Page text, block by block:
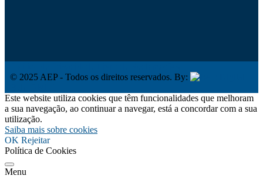
© 2025 AEP - Todos os direitos reservados. By:
Este website utiliza cookies que têm funcionalidades que melhoram
a sua navegação, ao continuar a navegar, está a concordar com a sua
utilização.
Saiba mais sobre cookies
OK Rejeitar
Política de Cookies
Menu